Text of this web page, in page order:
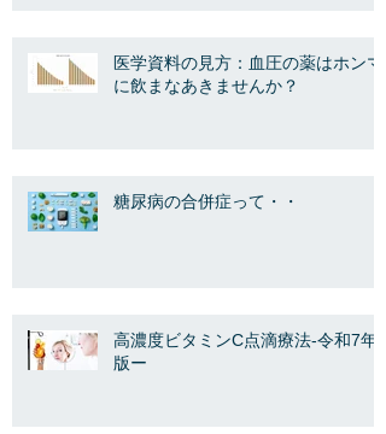
医学資料の見方：血圧の薬はホンマ
に飲まなあきませんか？
糖尿病の合併症って・・
高濃度ビタミンC点滴療法-令和7年
版ー